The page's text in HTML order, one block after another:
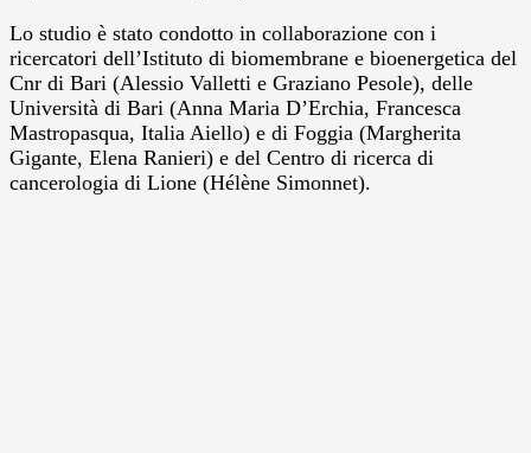
Lo studio è stato condotto in collaborazione con i
ricercatori dell’Istituto di biomembrane e bioenergetica del
Cnr di Bari (Alessio Valletti e Graziano Pesole), delle
Università di Bari (Anna Maria D’Erchia, Francesca
Mastropasqua, Italia Aiello) e di Foggia (Margherita
Gigante, Elena Ranieri) e del Centro di ricerca di
cancerologia di Lione (Hélène Simonnet).